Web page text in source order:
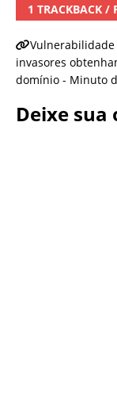
1 TRACKBACK /
invasores
domínio - Minuto
Deixe sua